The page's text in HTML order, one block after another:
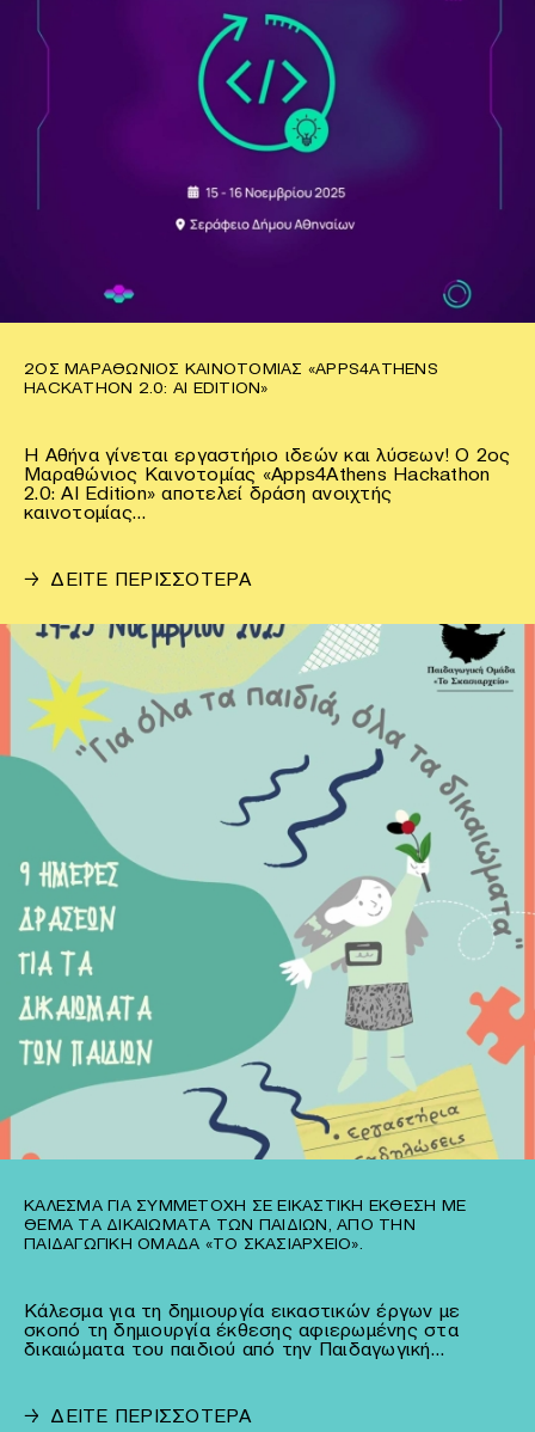
2ΟΣ ΜΑΡΑΘΏΝΙΟΣ ΚΑΙΝΟΤΟΜΊΑΣ «APPS4ATHENS
HACKATHON 2.0: AI EDITION»
Η Αθήνα γίνεται εργαστήριο ιδεών και λύσεων! Ο 2ος
Μαραθώνιος Καινοτομίας «Apps4Athens Hackathon
2.0: AI Edition» αποτελεί δράση ανοιχτής
καινοτομίας…
→ ΔΕΙΤΕ ΠΕΡΙΣΣΟΤΕΡΑ
ΚΆΛΕΣΜΑ ΓΙΑ ΣΥΜΜΕΤΟΧΉ ΣΕ ΕΙΚΑΣΤΙΚΉ ΈΚΘΕΣΗ ΜΕ
ΘΈΜΑ ΤΑ ΔΙΚΑΙΏΜΑΤΑ ΤΩΝ ΠΑΙΔΙΏΝ, ΑΠΌ ΤΗΝ
ΠΑΙΔΑΓΩΓΙΚΉ ΟΜΆΔΑ «ΤΟ ΣΚΑΣΙΑΡΧΕΊΟ».
Κάλεσμα για τη δημιουργία εικαστικών έργων με
σκοπό τη δημιουργία έκθεσης αφιερωμένης στα
δικαιώματα του παιδιού από την Παιδαγωγική…
→ ΔΕΙΤΕ ΠΕΡΙΣΣΟΤΕΡΑ